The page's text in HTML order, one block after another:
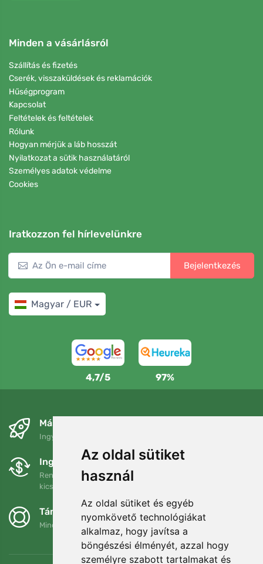
Az oldal sütiket
használ
Az oldal sütiket és egyéb
nyomkövető technológiákat
alkalmaz, hogy javítsa a
böngészési élményét, azzal hogy
személyre szabott tartalmakat és
Minden a vásárlásról
Szállítás és fizetés
Cserék, visszaküldések és reklamációk
Hűségprogram
Kapcsolat
Feltételek és feltételek
Rólunk
Hogyan mérjük a láb hosszát
Nyilatkozat a sütik használatáról
Személyes adatok védelme
Cookies
Iratkozzon fel hírlevelünkre
Bejelentkezés
Magyar / EUR
4,7/5 97%
Másnapra és ingyenesen
Ingyenes szállítás a következő összeg felett: 80 EUR
Ingyenes csere és visszaküldés
Rendelését 90 napon belül bármikor visszaküldheti vagy
kicserélheti.
Támogatjuk a Trees.org-ot
Minden megrendelésért ültetünk egy fát! Bővebben